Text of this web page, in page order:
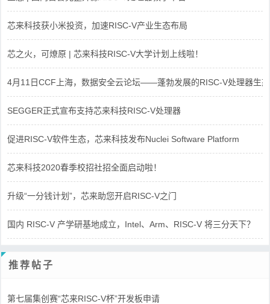
芯来科技获小米投资，加速RISC-V产业生态布局
芯之火，可燎原 | 芯来科技RISC-V大学计划上线啦！
4月11日CCF上海，数据安全云论坛——蓬勃发展的RISC-V处理器生态
SEGGER正式宣布支持芯来科技RISC-V处理器
促进RISC-V软件生态，芯来科技发布Nuclei Software Platform
芯来科技2020春季校招社招全面启动啦！
升级“一分钱计划”，芯来助您开启RISC-V之门
国内 RISC-V 产学研基地成立，Intel、Arm、RISC-V 将三分天下？
推荐帖子
第七届集创赛“芯来RISC-V杯”开发板申请